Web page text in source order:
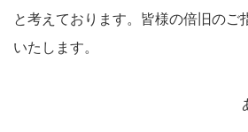
と考えております。皆様の倍旧のご
いたします。